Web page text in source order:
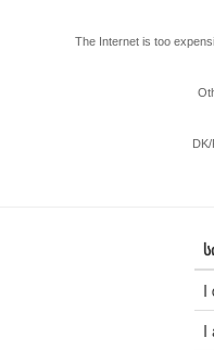
The Internet is too
I
I